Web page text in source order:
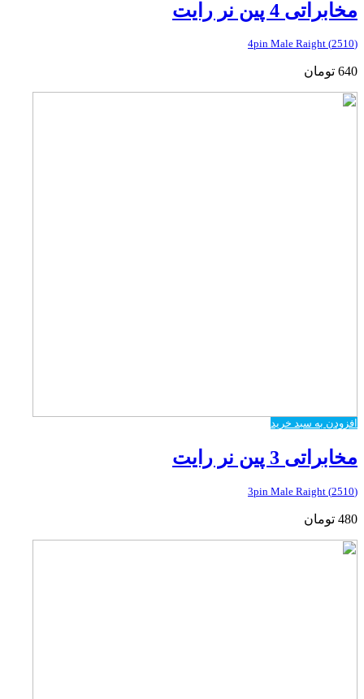
مخابراتی 4 پین نر رایت
(2510) 4pin Male Raight
640 تومان
افزودن به سبد خرید
مخابراتی 3 پین نر رایت
(2510) 3pin Male Raight
480 تومان